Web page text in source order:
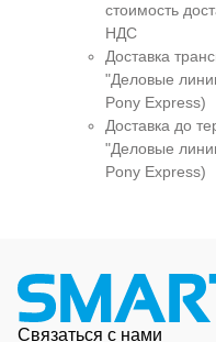
стоимость
НДС
Доставка
"Деловые
Pony Express)
Доставка до
"Деловые
Pony Express)
Связаться с нами